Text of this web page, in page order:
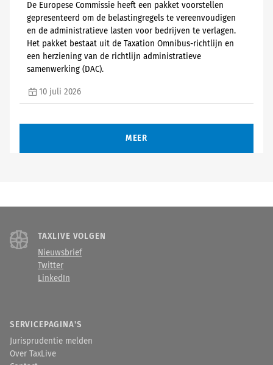
De Europese Commissie heeft een pakket voorstellen
gepresenteerd om de belastingregels te vereenvoudigen
en de administratieve lasten voor bedrijven te verlagen.
Het pakket bestaat uit de Taxation Omnibus-richtlijn en
een herziening van de richtlijn administratieve
samenwerking (DAC).
10 juli 2026
MEER
TAXLIVE VOLGEN
Nieuwsbrief
Twitter
LinkedIn
SERVICEPAGINA'S
Jurisprudentie melden
Over TaxLive